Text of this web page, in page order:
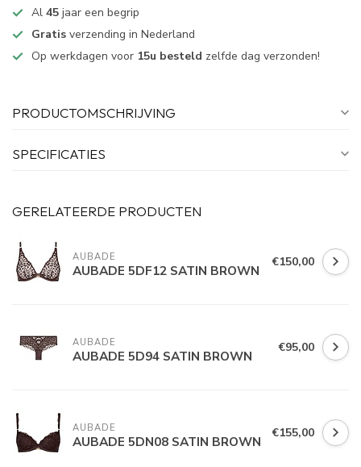
Al 45 jaar een begrip
Gratis verzending in Nederland
Op werkdagen voor 15u besteld zelfde dag verzonden!
PRODUCTOMSCHRIJVING
SPECIFICATIES
GERELATEERDE PRODUCTEN
AUBADE
AUBADE 5DF12 SATIN BROWN €150,00
AUBADE
AUBADE 5D94 SATIN BROWN €95,00
AUBADE
AUBADE 5DN08 SATIN BROWN €155,00